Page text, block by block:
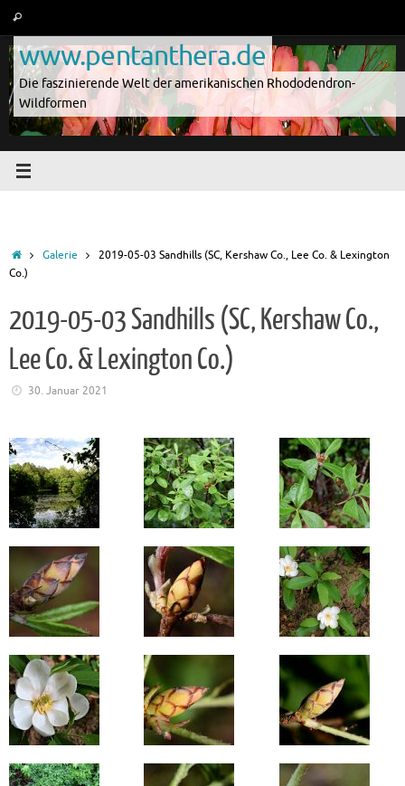
springen
Suchen
www.pentanthera.de
Die faszinierende Welt der amerikanischen Rhododendron-
Wildformen
StartGalerie
2019-05-03 Sandhills (SC, Kershaw Co., Lee Co. & Lexington
Co.)
2019-05-03 Sandhills (SC, Kershaw Co.,
Lee Co. & Lexington Co.)
30. Januar 2021